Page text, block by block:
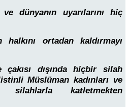
dünyanın uyarılarını hiç
ortadan kaldırmayı
çakısı dışında hiçbir silah
Müslüman kadınları ve
silahlarla katletmekten